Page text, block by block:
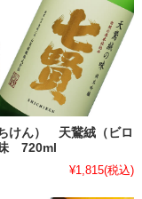
けん） 天鵞絨（ビロ
720ml
¥1,815(税込)